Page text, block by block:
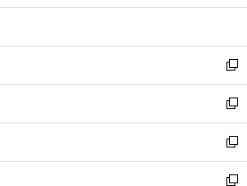
ウ
開
く
新
し
い
ウ
ィ
ン
ド
新
し
い
ウ
ィ
新
し